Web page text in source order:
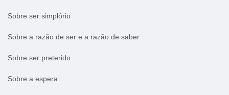
Sobre ser simplório
Sobre a razão de ser e a razão de saber
Sobre ser preterido
Sobre a espera